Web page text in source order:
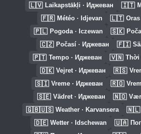
🇱🇻 Laikapstākļi · Иджеван 🇮🇹
🇫🇷 Météo · Idjevan 🇱🇹
🇵🇱 Pogoda · Iczewan 🇸🇰
🇨🇿 Počasí · Иджеван 🇫🇮
🇵🇹 Tempo · Иджеван 🇻🇳 Thời
🇩🇰 Vejret · Иджеван 🇷🇸
🇸🇮 Vreme · Иджеван 🇷🇴
🇸🇪 Vädret · Иджеван 🇳🇴
🇬🇧🇺🇸 Weather · Karvansera 🇳🇱
🇩🇪 Wetter · Idschewan 🇺🇦